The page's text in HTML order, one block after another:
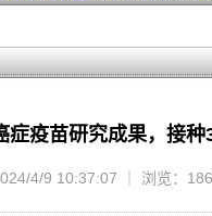
疫苗研究成果，接种
4/9 10:37:07 ｜ 浏览：